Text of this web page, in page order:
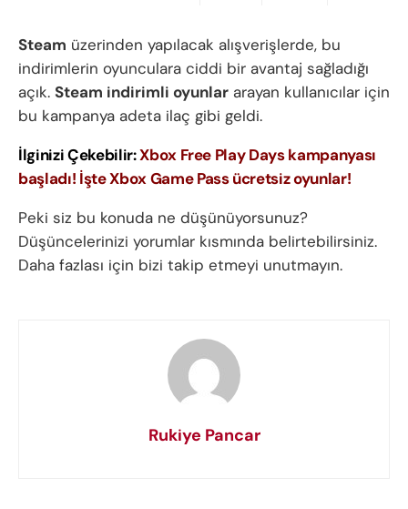
Steam üzerinden yapılacak alışverişlerde, bu
indirimlerin oyunculara ciddi bir avantaj sağladığı
açık. Steam indirimli oyunlar arayan kullanıcılar için
bu kampanya adeta ilaç gibi geldi.
İlginizi Çekebilir:Xbox Free Play Days kampanyası
başladı! İşte Xbox Game Pass ücretsiz oyunlar!
Peki siz bu konuda ne düşünüyorsunuz?
Düşüncelerinizi yorumlar kısmında belirtebilirsiniz.
Daha fazlası için bizi takip etmeyi unutmayın.
Rukiye Pancar